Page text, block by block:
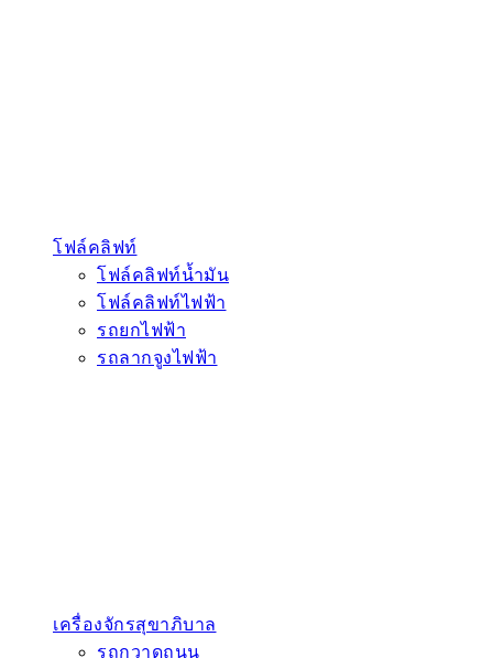
โฟล์คลิฟท์
โฟล์คลิฟท์น้ำมัน
โฟล์คลิฟท์ไฟฟ้า
รถยกไฟฟ้า
รถลากจูงไฟฟ้า
เครื่องจักรสุขาภิบาล
รถกวาดถนน